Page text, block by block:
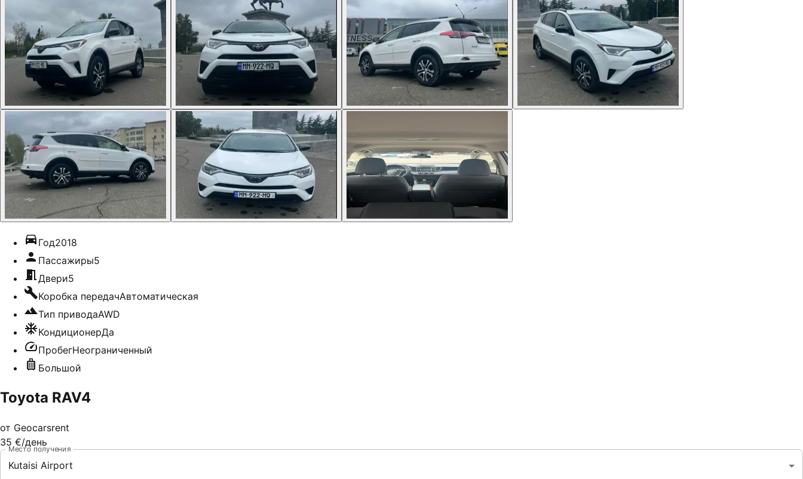
Год2018
Пассажиры5
Двери5
Коробка передачАвтоматическая
Тип приводаAWD
КондиционерДа
ПробегНеограниченный
Большой
Toyota RAV4
от Geocarsrent
35 €/день
Место получения
Kutaisi Airport